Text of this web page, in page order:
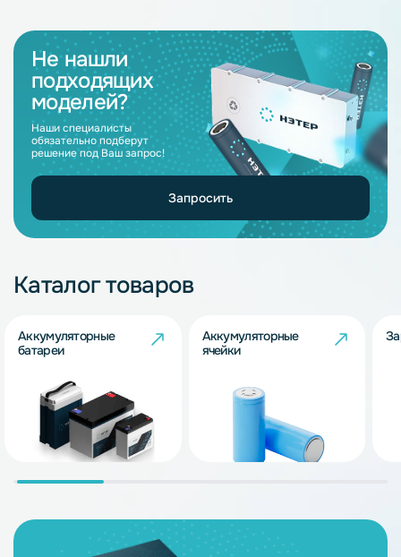
Не нашли
подходящих
моделей?
Наши специалисты
обязательно подберут
решение под Ваш запрос!
Запросить
Каталог товаров
Аккумуляторные
батареи
Аккумуляторные
ячейки